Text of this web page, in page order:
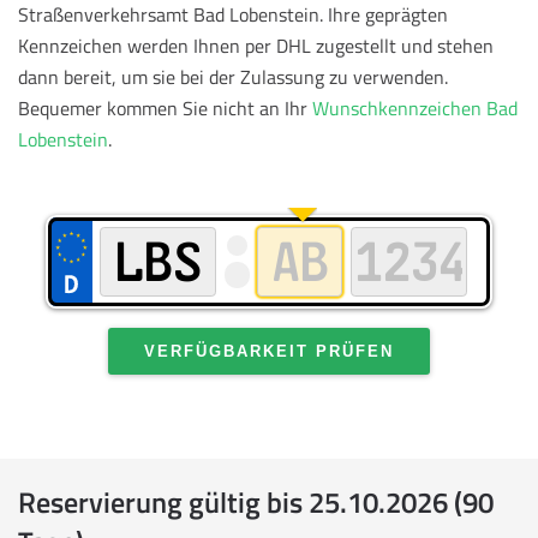
Straßenverkehrsamt Bad Lobenstein. Ihre geprägten
Kennzeichen werden Ihnen per DHL zugestellt und stehen
dann bereit, um sie bei der Zulassung zu verwenden.
Bequemer kommen Sie nicht an IhrWunschkennzeichen Bad
Lobenstein.
VERFÜGBARKEIT PRÜFEN
Reservierung gültig bis 25.10.2026 (90